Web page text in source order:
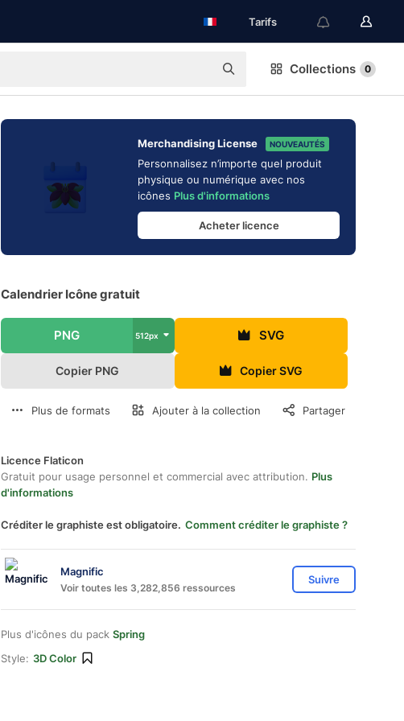
Tarifs
Collections 0
Merchandising License NOUVEAUTÉS
Personnalisez n’importe quel produit
physique ou numérique avec nos
icônes Plus d'informations
Acheter licence
Calendrier Icône gratuit
PNG 512px SVG
Copier PNG Copier SVG
Plus de formats Ajouter à la collection Partager
Licence Flaticon
Gratuit pour usage personnel et commercial avec attribution. Plus
d'informations
Créditer le graphiste est obligatoire. Comment créditer le graphiste ?
Magnific
Voir toutes les 3,282,856 ressources
Suivre
Plus d'icônes du pack Spring
Style: 3D Color